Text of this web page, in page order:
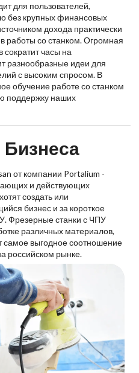
для пользователей,
без крупных финансовых
дохода практически
работы со станком. Огромная
сократит часы на
разнообразные идеи для
с высоким спросом. В
обучение работе со станком
поддержку наших
от компании Portalium -
и действующих
создать или
бизнес и за короткое
Фрезерные станки с ЧПУ
различных материалов,
самое выгодное соотношение
российском рынке.